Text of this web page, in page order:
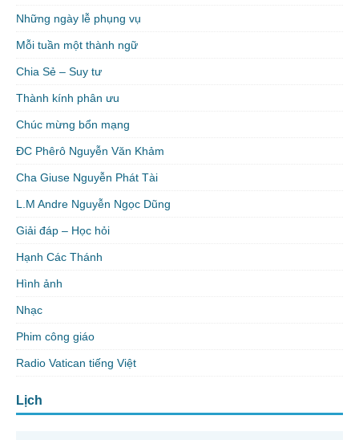
Những ngày lễ phụng vụ
Mỗi tuần một thành ngữ
Chia Sẻ – Suy tư
Thành kính phân ưu
Chúc mừng bổn mạng
ĐC Phêrô Nguyễn Văn Khảm
Cha Giuse Nguyễn Phát Tài
L.M Andre Nguyễn Ngọc Dũng
Giải đáp – Học hỏi
Hạnh Các Thánh
Hình ảnh
Nhạc
Phim công giáo
Radio Vatican tiếng Việt
Lịch